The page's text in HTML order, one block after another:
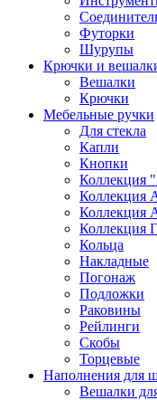
Футорки
Шурупы
Крючки и
Вешалки
Крючки
Мебельные ручки
Для стекла
Капли
Кнопки
Коллекция
Коллекция
Коллекция
Коллекция
Кольца
Накладные
Погонаж
Подложки
Раковины
Рейлинги
Скобы
Торцевые
Наполнения для
Вешалки